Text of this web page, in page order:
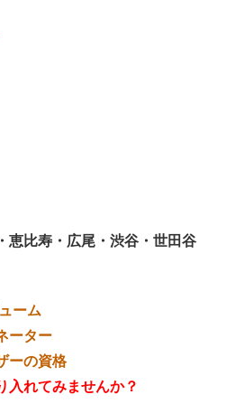
比寿・広尾・渋谷・世田谷
ーム
ーター
ーの資格
入れてみませんか？